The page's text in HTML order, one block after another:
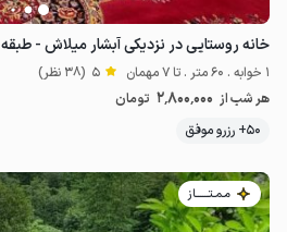
خانه روستایی در نزدیکی آبشار میلاش - طبقه ۱
1 خوابه . 60 متر . تا 7 مهمان 5 (38 نظر)
هر شب از 2٬800٬000 تومان
50+ رزرو موفق
مـمـتــــــاز